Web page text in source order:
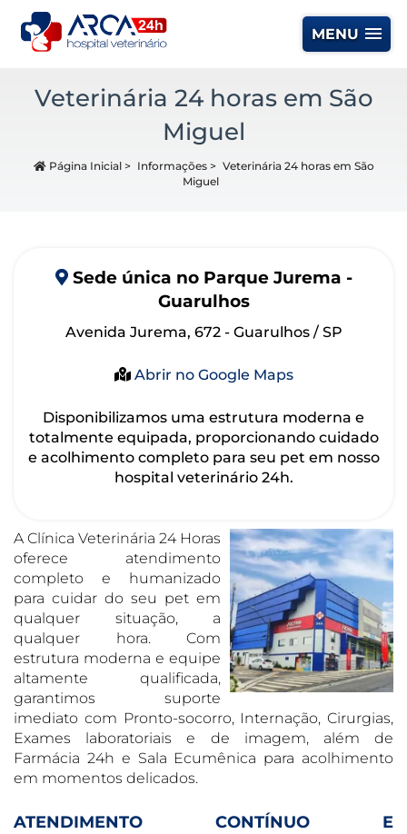
MENU
Veterinária 24 horas em São
Miguel
Página Inicial> Informações> Veterinária 24 horas em São
Miguel
Sede única no Parque Jurema -
Guarulhos
Avenida Jurema, 672 - Guarulhos / SP
Abrir no Google Maps
Disponibilizamos uma estrutura moderna e
totalmente equipada, proporcionando cuidado
e acolhimento completo para seu pet em nosso
hospital veterinário 24h.
A Clínica Veterinária 24 Horas
oferece atendimento
completo e humanizado
para cuidar do seu pet em
qualquer situação, a
qualquer hora. Com
estrutura moderna e equipe
altamente qualificada,
garantimos suporte
imediato com Pronto-socorro, Internação, Cirurgias,
Exames laboratoriais e de imagem, além de
Farmácia 24h e Sala Ecumênica para acolhimento
em momentos delicados.
ATENDIMENTO CONTÍNUO E